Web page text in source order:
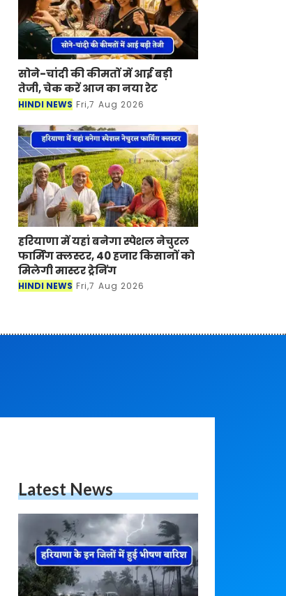
सोने-चांदी की कीमतों में आई बड़ी
तेजी, चेक करें आज का नया रेट
HINDI NEWS Fri,7 Aug 2026
हरियाणा में यहां बनेगा स्पेशल नेचुरल
फार्मिंग क्लस्टर, 40 हजार किसानों को
मिलेगी मास्टर ट्रेनिंग
HINDI NEWS Fri,7 Aug 2026
Latest News